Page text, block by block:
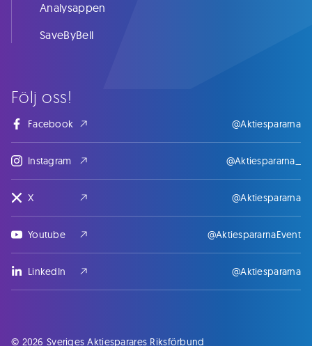
Följ oss!
Facebook @Aktiespararna
Instagram @Aktiespararna_
X @Aktiespararna
Youtube @AktiespararnaEvent
LinkedIn @Aktiespararna
Analysappen
SaveByBell
© 2026 Sveriges Aktiesparares Riksförbund